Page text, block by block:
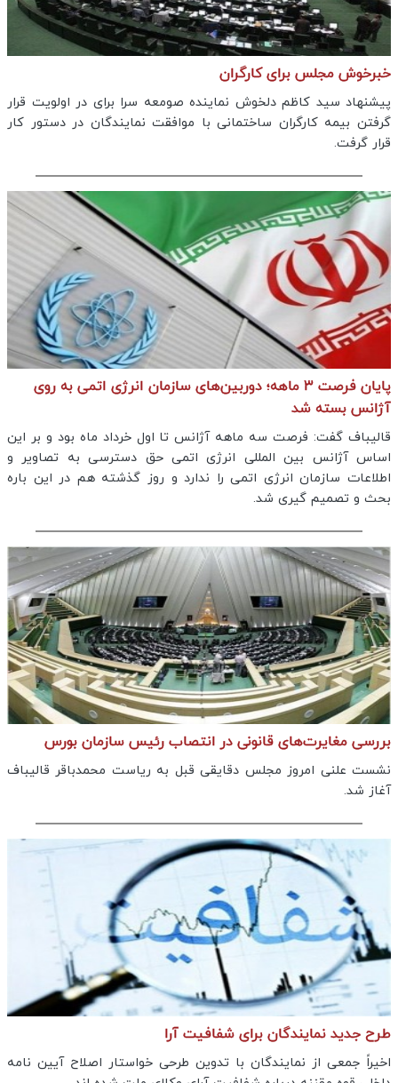
خبرخوش مجلس برای کارگران
پیشنهاد سید کاظم دلخوش نماینده صومعه سرا برای در اولویت قرار
گرفتن بیمه کارگران ساختمانی با موافقت نمایندگان در دستور کار
قرار گرفت.
پایان فرصت ۳ ماهه؛ دوربین‌های سازمان انرژی اتمی به روی
آژانس بسته شد
قالیباف گفت: فرصت سه ماهه آژانس تا اول خرداد ماه بود و بر این
اساس آژانس بین المللی انرژی اتمی حق دسترسی به تصاویر و
اطلاعات سازمان انرژی اتمی را ندارد و روز گذشته هم در این باره
بحث و تصمیم گیری شد.
بررسی مغایرت‌های قانونی در انتصاب رئیس سازمان بورس
نشست علنی امروز مجلس دقایقی قبل به ریاست محمدباقر قالیباف
آغاز شد.
طرح جدید نمایندگان برای شفافیت آرا
اخیراً جمعی از نمایندگان با تدوین طرحی خواستار اصلاح آیین نامه